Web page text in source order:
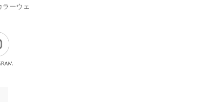
ーウェ